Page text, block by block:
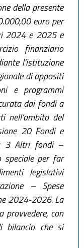
della presente
euro per
2024 e 2025 e
finanziario
l’istituzione
di appositi
e programmi
dai fondi a
nell’ambito del
20 Fondi e
3 Altri fondi –
speciale per far
legislativi
– Spese
2024-2026. La
provvedere, con
bilancio che si